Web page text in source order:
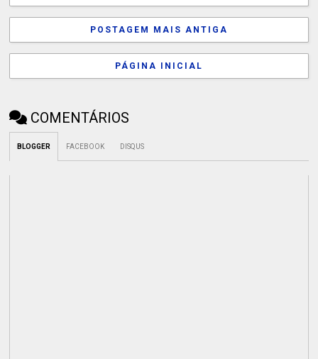
POSTAGEM MAIS ANTIGA
PÁGINA INICIAL
COMENTÁRIOS
BLOGGER FACEBOOK DISQUS